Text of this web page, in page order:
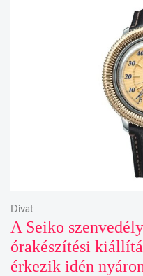
A Seiko
órakészítési
érkezik idén
Divat